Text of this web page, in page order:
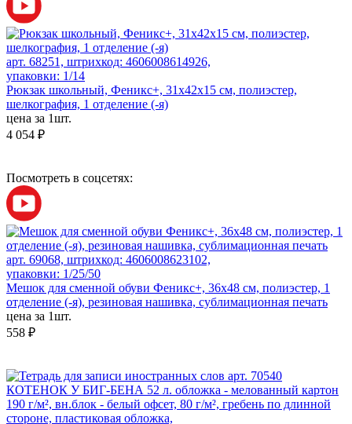
арт. 68251, штрихкод: 4606008614926,
упаковки: 1/14
Рюкзак школьный, Феникс+, 31х42х15 см, полиэстер,
шелкография, 1 отделение (-я)
цена за 1шт.
4 054 ₽
Посмотреть в соцсетях:
арт. 69068, штрихкод: 4606008623102,
упаковки: 1/25/50
Мешок для сменной обуви Феникс+, 36х48 см, полиэстер, 1
отделение (-я), резиновая нашивка, сублимационная печать
цена за 1шт.
558 ₽